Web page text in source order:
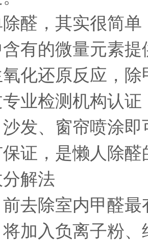
醛，其实很简
有的微量元素
化还原反应，
业检测机构认
发、窗帘喷涂
证，是懒人除
解法
去除室内甲醛最
加入负离子粉